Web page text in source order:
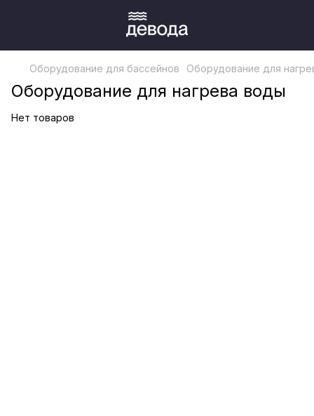
Оборудование для бассейнов Оборудование для
Оборудование для нагрева воды
Нет товаров